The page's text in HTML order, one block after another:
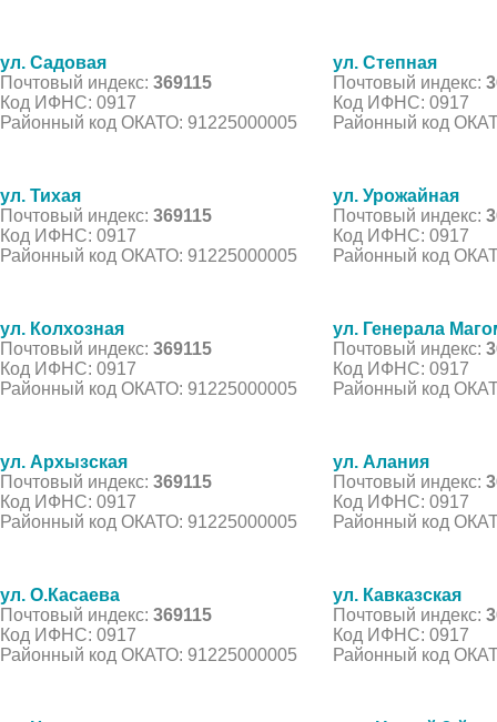
ул. Садовая
Почтовый индекс: 369115
Код ИФНС: 0917
Районный код ОКАТО: 91225000005
ул. Степная
Почтовый индекс:
Код ИФНС: 0917
Районный код
ул. Тихая
Почтовый индекс: 369115
Код ИФНС: 0917
Районный код ОКАТО: 91225000005
ул. Урожайная
Почтовый индекс:
Код ИФНС: 0917
Районный код
ул. Колхозная
Почтовый индекс: 369115
Код ИФНС: 0917
Районный код ОКАТО: 91225000005
ул. Генерала
Почтовый индекс:
Код ИФНС: 0917
Районный код
ул. Архызская
Почтовый индекс: 369115
Код ИФНС: 0917
Районный код ОКАТО: 91225000005
ул. Алания
Почтовый индекс:
Код ИФНС: 0917
Районный код
ул. О.Касаева
Почтовый индекс: 369115
Код ИФНС: 0917
Районный код ОКАТО: 91225000005
ул. Кавказская
Почтовый индекс:
Код ИФНС: 0917
Районный код